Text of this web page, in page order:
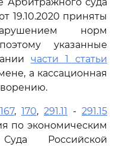
19.10.2020 приняты
норм
указанные
части 1 статьи
а кассационная
, 170, 291.11 - 291.15
по экономическим
Российской